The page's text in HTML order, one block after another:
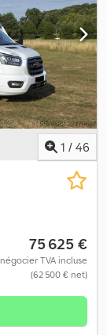
1 / 46
75 625 €
TVA incluse
(62 500 € net)